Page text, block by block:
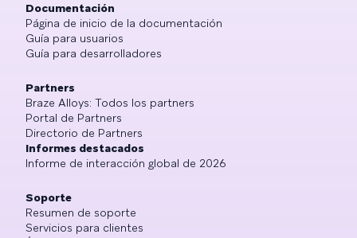
Documentación
Página de inicio de la documentación
Guía para usuarios
Guía para desarrolladores
Partners
Braze Alloys: Todos los partners
Portal de Partners
Directorio de Partners
Informes destacados
Informe de interacción global de 2026
Soporte
Resumen de soporte
Servicios para clientes